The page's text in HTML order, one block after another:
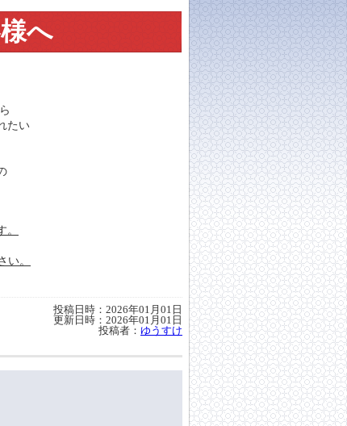
へ
たい
い。
投稿日時：2026年01月01日
更新日時：2026年01月01日
投稿者： ゆうすけ